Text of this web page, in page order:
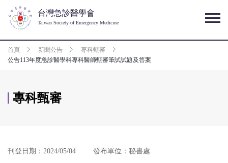
台灣急診醫學會
Taiwan Society of Emergency Medicine
首頁 新聞公告
專科甄審
公告113年度急診醫學科專科醫師甄審筆試試題及答案
專科甄審
刊登日期：2024/05/04 發布單位：秘書處